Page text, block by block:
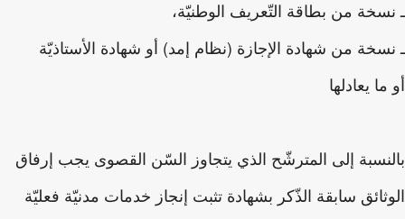
من بطاقة التّعريف الوطنيّة،
من شهادة الإجازة (نظام إمد) أو شهادة الأستاذيّة
يعادلها
إلى المترشّح الذي يتجاوز السّن القصوى يجب إرفاق
سابقة الذّكر بشهادة تثبت إنجاز خدمات مدنيّة فعليّة